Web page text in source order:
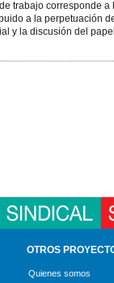
trabajo corresponde
a la perpetuación
y la discusión del
OTROS
Quienes somos